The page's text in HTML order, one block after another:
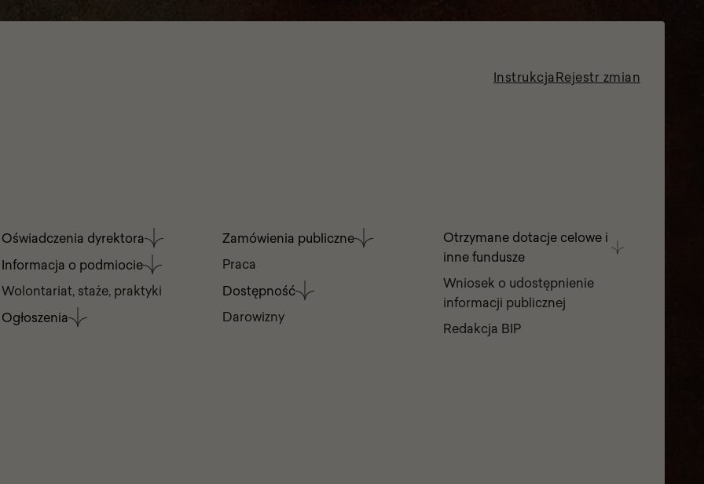
InstrukcjaRejestr zmian
Menu
w
stopce
Oświadczenia dyrektora
Informacja o podmiocie
Wolontariat, staże, praktyki
Ogłoszenia
Zamówienia publiczne
Praca
Dostępność
Darowizny
Otrzymane dotacje celowe i
inne fundusze
Wniosek o udostępnienie
informacji publicznej
Redakcja BIP